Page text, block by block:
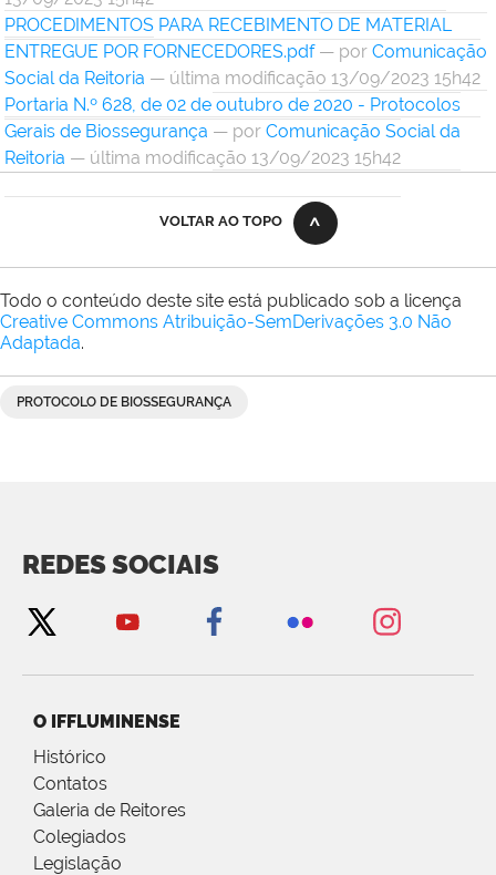
PROCEDIMENTOS PARA RECEBIMENTO DE MATERIAL
ENTREGUE POR FORNECEDORES.pdf — por Comunicação
Social da Reitoria — última modificação 13/09/2023 15h42
Portaria N.º 628, de 02 de outubro de 2020 - Protocolos
Gerais de Biossegurança — por Comunicação Social da
Reitoria — última modificação 13/09/2023 15h42
VOLTAR AO TOPO
Todo o conteúdo deste site está publicado sob a licença
Creative Commons Atribuição-SemDerivações 3.0 Não
Adaptada.
PROTOCOLO DE BIOSSEGURANÇA
REDES SOCIAIS
O IFFLUMINENSE
Histórico
Contatos
Galeria de Reitores
Colegiados
Legislação